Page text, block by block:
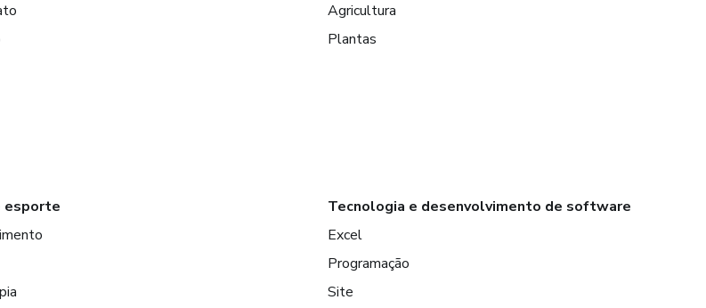
Agricultura
Plantas
esporte
Tecnologia e desenvolvimento de software
Excel
Programação
Site